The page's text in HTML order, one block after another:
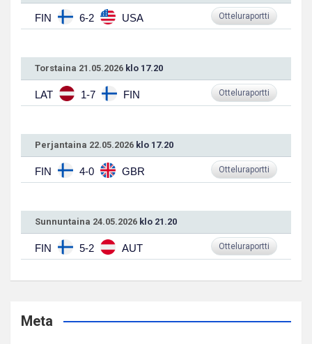
FIN 6-2 USA Otteluraportti
Torstaina 21.05.2026 klo 17.20
LAT 1-7 FIN Otteluraportti
Perjantaina 22.05.2026 klo 17.20
FIN 4-0 GBR Otteluraportti
Sunnuntaina 24.05.2026 klo 21.20
FIN 5-2 AUT Otteluraportti
Meta